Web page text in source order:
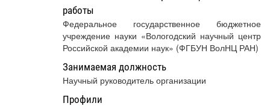
работы
Федеральное государственное бюджетное
учреждение науки «Вологодский научный центр
Российской академии наук» (ФГБУН ВолНЦ РАН)
Занимаемая должность
Научный руководитель организации
Профили